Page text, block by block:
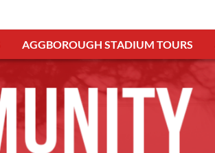
AGGBOROUGH STADIUM TOURS